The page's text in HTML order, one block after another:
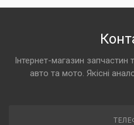
Інтернет-магазин запчастин
авто та мото. Якісні